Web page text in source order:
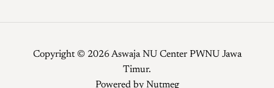
Copyright © 2026 Aswaja NU Center PWNU Jawa
Timur.
Powered by Nutmeg